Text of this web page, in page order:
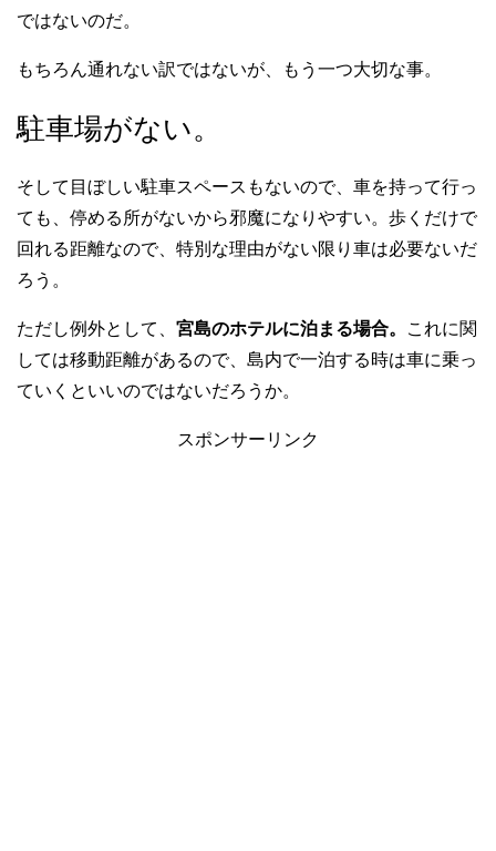
ではないのだ。
もちろん通れない訳ではないが、もう一つ大切な事。
駐車場がない。
そして目ぼしい駐車スペースもないので、車を持って行っ
ても、停める所がないから邪魔になりやすい。歩くだけで
回れる距離なので、特別な理由がない限り車は必要ないだ
ろう。
ただし例外として、 宮島のホテルに泊まる場合。
これに関
しては移動距離があるので、島内で一泊する時は車に乗っ
ていくといいのではないだろうか。
スポンサーリンク